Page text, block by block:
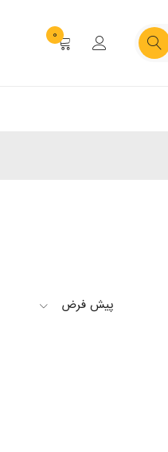
0
پیش فرض